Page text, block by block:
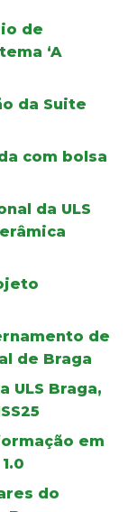
de
‘A
da Suite
com bolsa
da ULS
de
de Braga
ULS Braga,
em
do